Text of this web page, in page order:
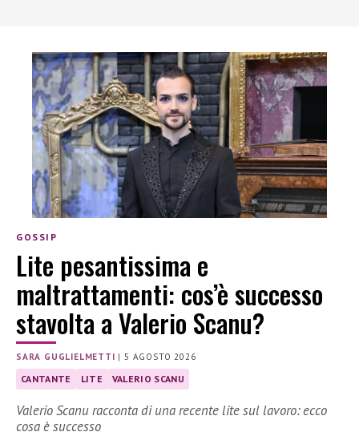
GOSSIP
Lite pesantissima e
maltrattamenti: cos’è successo
stavolta a Valerio Scanu?
SARA GUGLIELMETTI | 5 AGOSTO 2026
CANTANTE LITE VALERIO SCANU
Valerio Scanu racconta di una recente lite sul lavoro: ecco
cosa è successo